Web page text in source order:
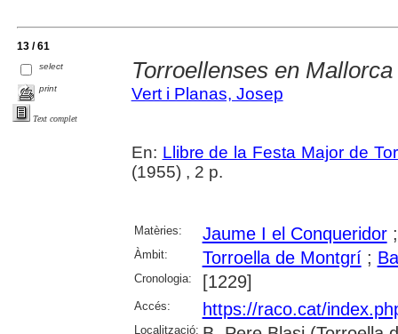
13 / 61
select
print
Text complet
Torroellenses en
Vert i Planas, Josep
En: Llibre de la Festa Major de
(1955) , 2 p.
Matèries: Jaume I el Conqueridor
Àmbit: Torroella de Montgrí;
Cronologia: [1229]
Accés: https://raco.cat/
Localització: